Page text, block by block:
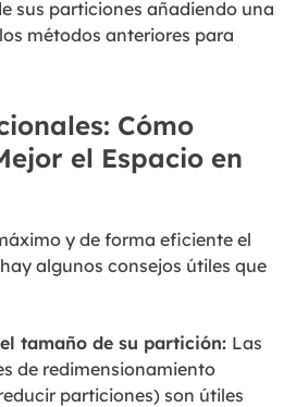
sus particiones añadiendo una
métodos anteriores para
Cómo
el Espacio en
y de forma eficiente el
algunos consejos útiles que
tamaño de su partición: Las
de redimensionamiento
particiones) son útiles